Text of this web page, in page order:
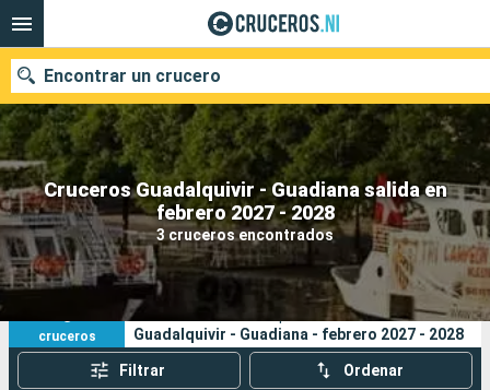
Cruceros Guadalquivir - Guadiana salida en
febrero 2027 - 2028
3 cruceros encontrados
Encontrar un crucero
Nuestros destinos
Fecha de salida
Compañías
Buscar
3
cruceros
Sus criterios de búsqueda:
Guadalquivir - Guadiana - febrero 2027 - 2028
Filtrar Ordenar